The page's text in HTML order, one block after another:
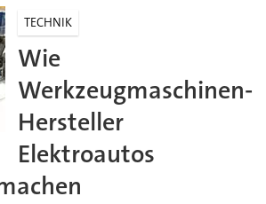
TECHNIK
Wie
Werkzeugmaschinen-
Hersteller
Elektroautos